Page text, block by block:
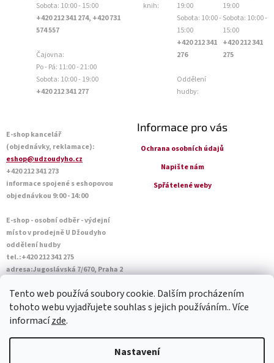
Tento web používá soubory cookie. Dalším procházením
tohoto webu vyjadřujete souhlas s jejich používáním.. Více
informacízde.
Nastavení
Sobota: 10:00 - 15:00
+420 212 341 274, +420 731
574 557
Čajovna:
Po - Pá: 11:00 - 21:00
Sobota: 10:00 - 19:00
+420 212 341 277
knih:
19:00
Sobota: 10:00 -
15:00
+420 212 341
276
Oddělení
hudby:
19:00
Sobota: 10:00 -
15:00
+420 212 341
275
E-shop kancelář
(objednávky, reklamace):
eshop@udzoudyho.cz
+420 212 341 273
informace spojené s eshopovou
objednávkou 9:00 - 14:00
E-shop - osobní odběr - výdejní
místo v prodejně U Džoudyho
oddělení hudby
tel.:+420 212 341 275
adresa:Jugoslávská 7/670, Praha 2
Sobota: 10:00 - 14:45
Informace pro vás
Ochrana osobních údajů
Napište nám
Spřátelené weby